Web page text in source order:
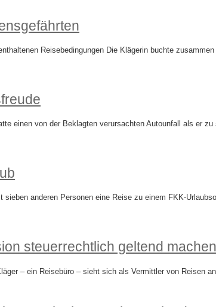
Reisebedingungen Die Klägerin buchte
einen von der Beklagten verursachten Autounfall als er
anderen Personen eine Reise zu einem FKK-
steuerrechtlich geltend machen
– ein Reisebüro – sieht sich als Vermittler von Reisen